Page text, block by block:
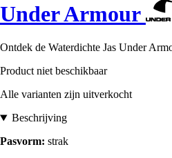
Under Armour
Ontdek de Waterdichte Jas Under
Product niet beschikbaar
Alle varianten zijn uitverkocht
Beschrijving
Pasvorm: strak